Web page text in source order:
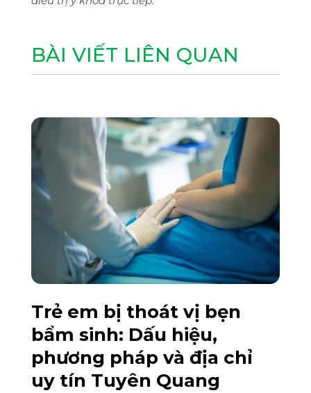
BÀI VIẾT LIÊN QUAN
Trẻ em bị thoát vị bẹn
bẩm sinh: Dấu hiệu,
phương pháp và địa chỉ
uy tín Tuyên Quang